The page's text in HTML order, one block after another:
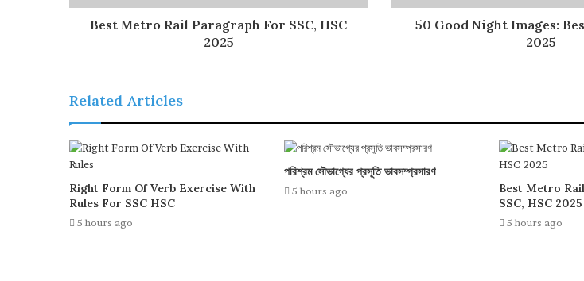
Best Metro Rail Paragraph For SSC, HSC
2025
50 Good Night Images:
2025
Related Articles
Right Form Of Verb Exercise With
Rules For SSC HSC
5 hours ago
পরিশ্রম সৌভাগ্যের প্রসূতি ভাবসম্প্রসারণ
5 hours ago
Best Metro
SSC, HSC 2025
5 hours ago